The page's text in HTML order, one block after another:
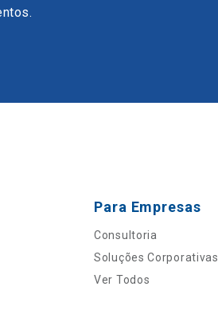
Para Empresas
Consultoria
Soluções Corporativas
Ver Todos